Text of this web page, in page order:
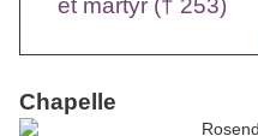
Chapelle